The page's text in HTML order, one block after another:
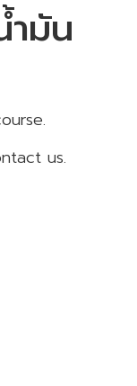
มัน
us.